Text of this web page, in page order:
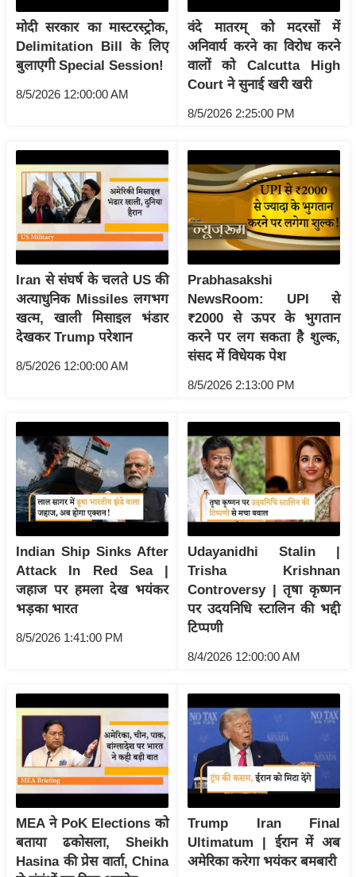
हि
त्य
ज
ग
त
र्ल्ड
न्यू
ज
ब्री
फ
म
नो
रं
न
त
बॉ
ली
वु
ड
हॉ
ली
वु
ड
फि
मी
क्षा
r
e
k
i
n
मोदी सरकार का मास्टरस्ट्रोक,
Delimitation Bill के लिए
बुलाएगी Special Session!
8/5/2026 12:00:00 AM
वंदे मातरम् को मदरसों में
अनिवार्य करने का विरोध करने
वालों को Calcutta High
Court ने सुनाई खरी खरी
8/5/2026 2:25:00 PM
Iran से संघर्ष के चलते US की
अत्याधुनिक Missiles लगभग
खत्म, खाली मिसाइल भंडार
देखकर Trump परेशान
8/5/2026 12:00:00 AM
Prabhasakshi
NewsRoom: UPI से
₹2000 से ऊपर के भुगतान
करने पर लग सकता है शुल्क,
संसद में विधेयक पेश
8/5/2026 2:13:00 PM
Indian Ship Sinks After
Attack In Red Sea |
जहाज पर हमला देख भयंकर
भड़का भारत
8/5/2026 1:41:00 PM
Udayanidhi Stalin |
Trisha Krishnan
Controversy | तृषा कृष्णन
पर उदयनिधि स्टालिन की भद्दी
टिप्पणी
8/4/2026 12:00:00 AM
MEA ने PoK Elections को
बताया ढकोसला, Sheikh
Hasina की प्रेस वार्ता, China
Trump Iran Final
Ultimatum | ईरान में अब
अमेरिका करेगा भयंकर बमबारी